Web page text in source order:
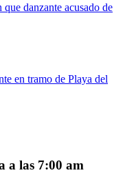
danzante acusado de
en tramo de Playa del
a las 7:00 am